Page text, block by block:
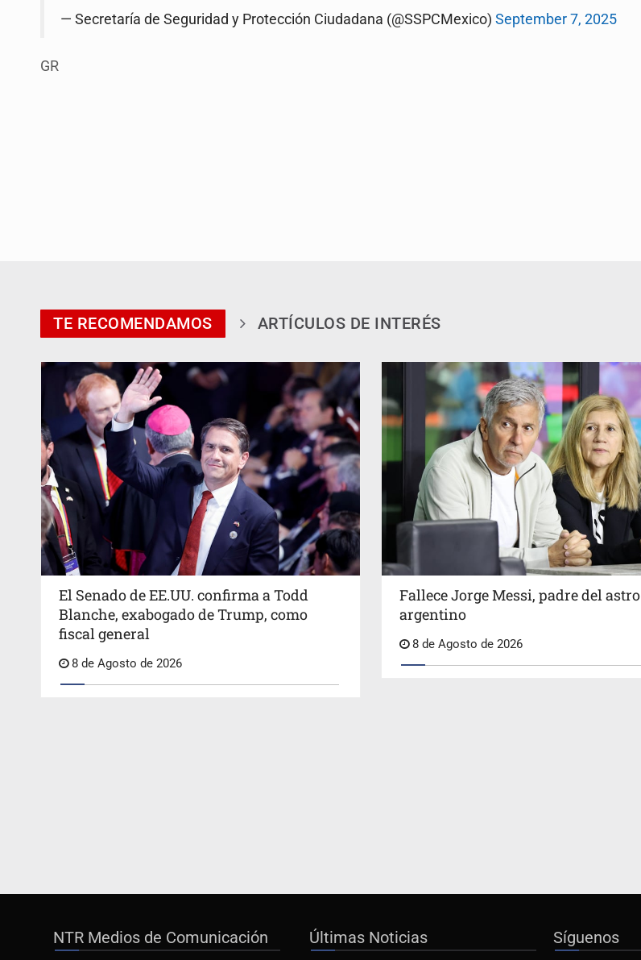
— Secretaría de Seguridad y Protección Ciudadana (@SSPCMexico) September 7, 2025
GR
TE RECOMENDAMOS ARTÍCULOS DE INTERÉS
El Senado de EE.UU. confirma a Todd
Blanche, exabogado de Trump, como
fiscal general
8 de Agosto de 2026
Fallece Jorge Messi, padre del astro
argentino
8 de Agosto de 2026
NTR Medios de Comunicación Últimas Noticias Síguenos